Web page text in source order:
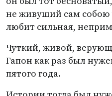
не живущий сам собою
любит сильная,
Чуткий, живой,
Гапон как раз был
пятого года.